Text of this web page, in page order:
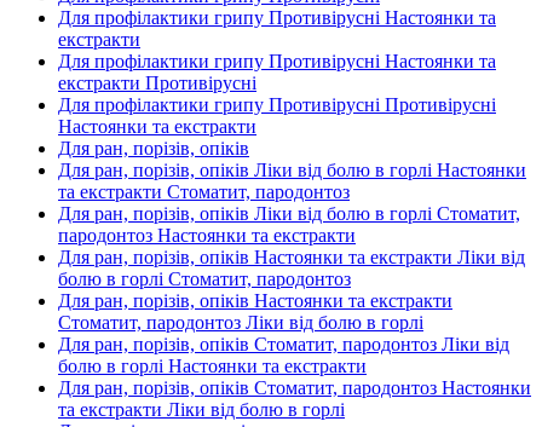
Для профілактики грипу Противірусні Настоянки та
екстракти
Для профілактики грипу Противірусні Настоянки та
екстракти Противірусні
Для профілактики грипу Противірусні Противірусні
Настоянки та екстракти
Для ран, порізів, опіків
Для ран, порізів, опіків Ліки від болю в горлі Настоянки
та екстракти Стоматит, пародонтоз
Для ран, порізів, опіків Ліки від болю в горлі Стоматит,
пародонтоз Настоянки та екстракти
Для ран, порізів, опіків Настоянки та екстракти Ліки від
болю в горлі Стоматит, пародонтоз
Для ран, порізів, опіків Настоянки та екстракти
Стоматит, пародонтоз Ліки від болю в горлі
Для ран, порізів, опіків Стоматит, пародонтоз Ліки від
болю в горлі Настоянки та екстракти
Для ран, порізів, опіків Стоматит, пародонтоз Настоянки
та екстракти Ліки від болю в горлі